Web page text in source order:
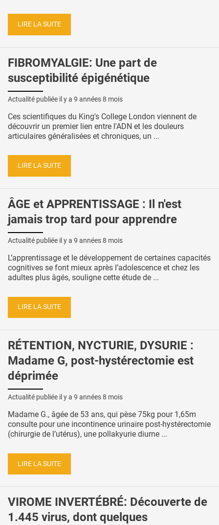
LIRE LA SUITE
FIBROMYALGIE: Une part de
susceptibilité épigénétique
Actualité publiée il y a 9 années 8 mois
Ces scientifiques du King's College London viennent de
découvrir un premier lien entre l'ADN et les douleurs
articulaires généralisées et chroniques, un ...
LIRE LA SUITE
ÂGE et APPRENTISSAGE : Il n'est
jamais trop tard pour apprendre
Actualité publiée il y a 9 années 8 mois
L’apprentissage et le développement de certaines capacités
cognitives se font mieux après l’adolescence et chez les
adultes plus âgés, souligne cette étude de ...
LIRE LA SUITE
RÉTENTION, NYCTURIE, DYSURIE :
Madame G, post-hystérectomie est
déprimée
Actualité publiée il y a 9 années 8 mois
Madame G., âgée de 53 ans, qui pèse 75kg pour 1,65m
consulte pour une incontinence urinaire post-hystérectomie
(chirurgie de l’utérus), une pollakyurie diurne ...
LIRE LA SUITE
VIROME INVERTÉBRÉ: Découverte de
1.445 virus, dont quelques